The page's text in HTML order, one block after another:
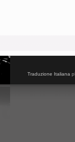
Traduzione Italiana